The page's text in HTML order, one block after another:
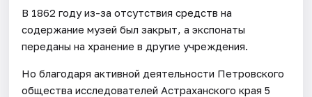
В 1862 году из-за отсутствия средств на
содержание музей был закрыт, а экспонаты
переданы на хранение в другие учреждения.
Но благодаря активной деятельности Петровского
общества исследователей Астраханского края 5